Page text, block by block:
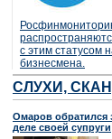
с этим статусом
бизнесмена.
СЛУХИ,
Омаров обратился
деле своей супруги